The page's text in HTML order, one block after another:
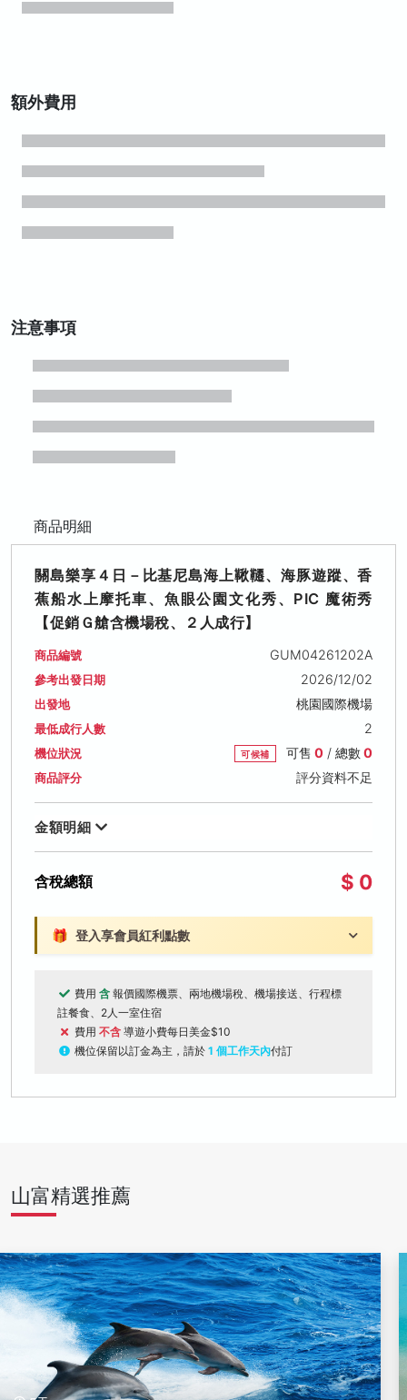
額外費用
注意事項
商品明細
關島樂享４日－比基尼島海上鞦韆、海豚遊蹤、香
蕉船水上摩托車、魚眼公園文化秀、PIC 魔術秀
【促銷Ｇ艙含機場稅、２人成行】
商品編號 GUM04261202A
參考出發日期 2026/12/02
出發地 桃園國際機場
最低成行人數 2
機位狀況 可候補 可售 0/ 總數0
商品評分 評分資料不足
金額明細
含稅總額 $ 0
🎁 登入享會員紅利點數
費用 含 報價國際機票、兩地機場稅、機場接送、行程標
註餐食、2人一室住宿
費用 不含 導遊小費每日美金$10
機位保留以訂金為主，請於 1 個工作天內付訂
山富精選推薦